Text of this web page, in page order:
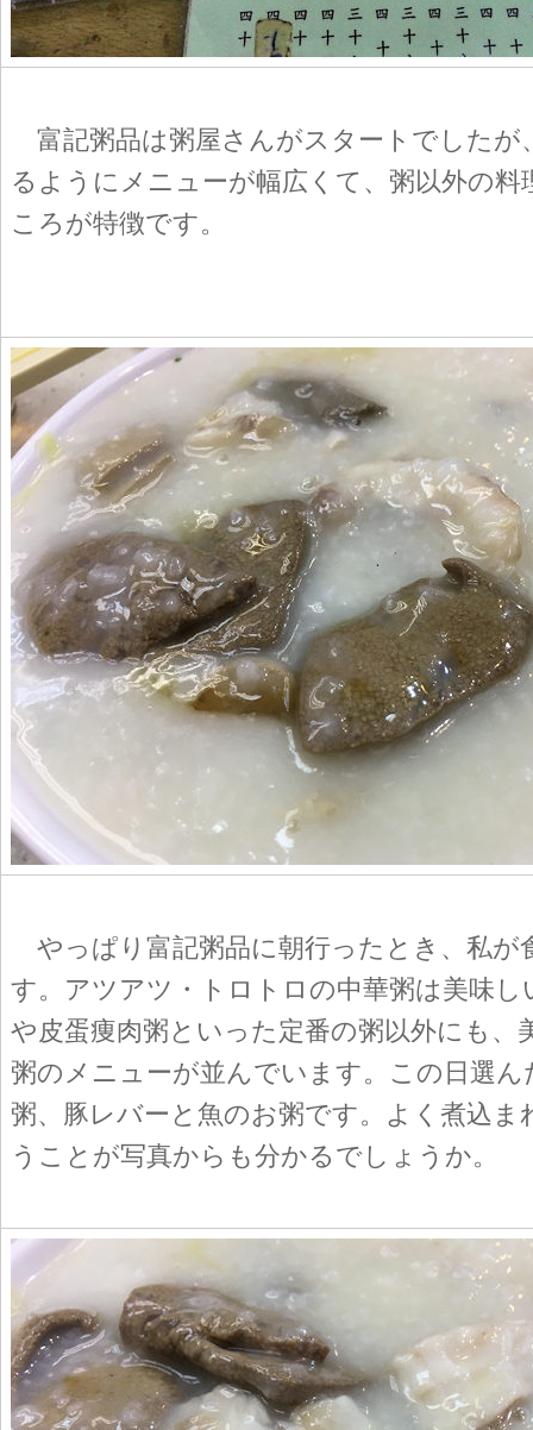
富記粥品は粥屋さんがスタートでしたが
るようにメニューが幅広くて、粥以外の料
ころが特徴です。
やっぱり富記粥品に朝行ったとき、私が
す。アツアツ・トロトロの中華粥は美味し
や皮蛋痩肉粥といった定番の粥以外にも、
粥のメニューが並んでいます。この日選ん
粥、豚レバーと魚のお粥です。よく煮込ま
うことが写真からも分かるでしょうか。